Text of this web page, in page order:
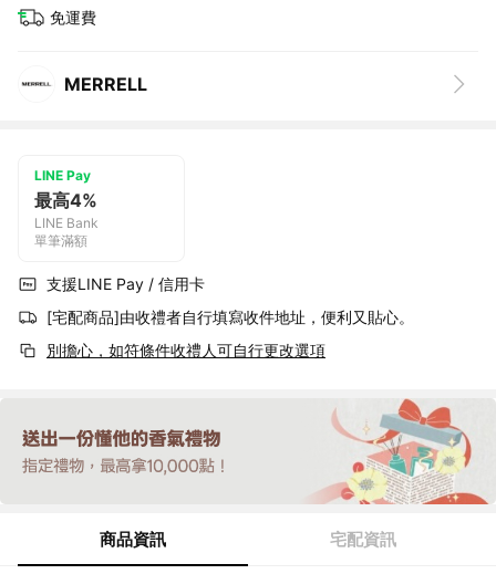
免運費
MERRELL
LINE Pay
最高4%
LINE Bank
單筆滿額
支援LINE Pay / 信用卡
[宅配商品]由收禮者自行填寫收件地址，便利又貼心。
別擔心，如符條件收禮人可自行更改選項
商品資訊 宅配資訊